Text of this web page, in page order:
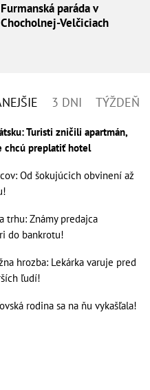
Furmanská paráda v
Chocholnej-Velčiciach
3 DNI TÝŽDEŇ
Turisti zničili apartmán,
chcú preplatiť hotel
Od šokujúcich obvinení až
trhu: Známy predajca
do bankrotu!
hrozba: Lekárka varuje pred
ľudí!
rodina sa na ňu vykašľala!